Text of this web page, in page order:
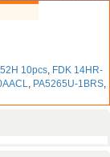
10pcs, FDK 14HR-
, PA5265U-1BRS,